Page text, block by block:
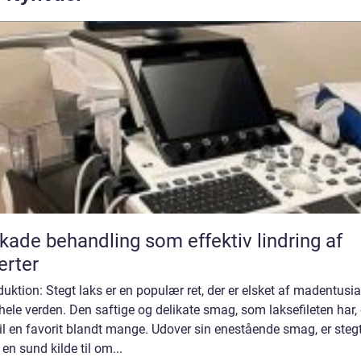
behandling som effektiv lindring af
Stegt laks er en populær ret, der er elsket af
verden. Den saftige og delikate smag, som laksefileten har,
en favorit blandt mange. Udover sin enestående smag, er
sund kilde til om...